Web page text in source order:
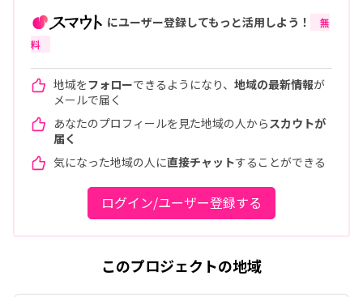
にユーザー登録してもっと活用しよう！
無
料
地域をフォローできるようになり、 地域の最新情報が
メールで届く
あなたのプロフィールを見た地域の人から スカウトが
届く
気になった地域の人に直接チャットすることができる
ログイン/ユーザー登録する
このプロジェクトの地域